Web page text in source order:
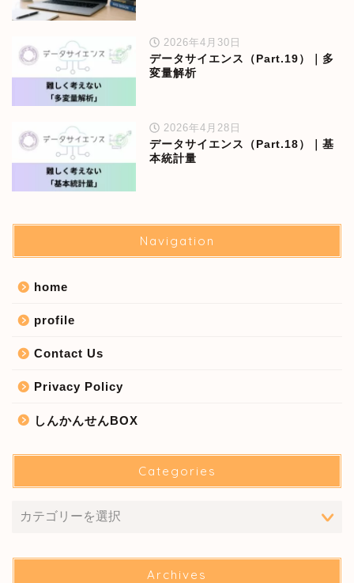
2026年4月30日
データサイエンス（Part.19）｜多
変量解析
2026年4月28日
データサイエンス（Part.18）｜基
本統計量
Navigation
home
profile
Contact Us
Privacy Policy
しんかんせんBOX
Categories
Archives